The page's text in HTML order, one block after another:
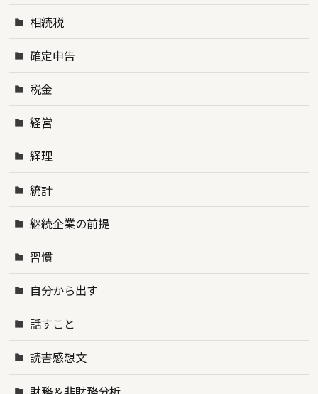
相続税
確定申告
税金
経営
経理
統計
継続企業の前提
習慣
自分から出す
話すこと
読書感想文